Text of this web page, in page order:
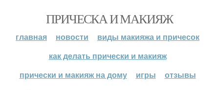
ПРИЧЕСКА И МАКИЯЖ
главная новости
виды макияжа и причесок
как делать прически и макияж
прически и макияж на дому
игры отзывы